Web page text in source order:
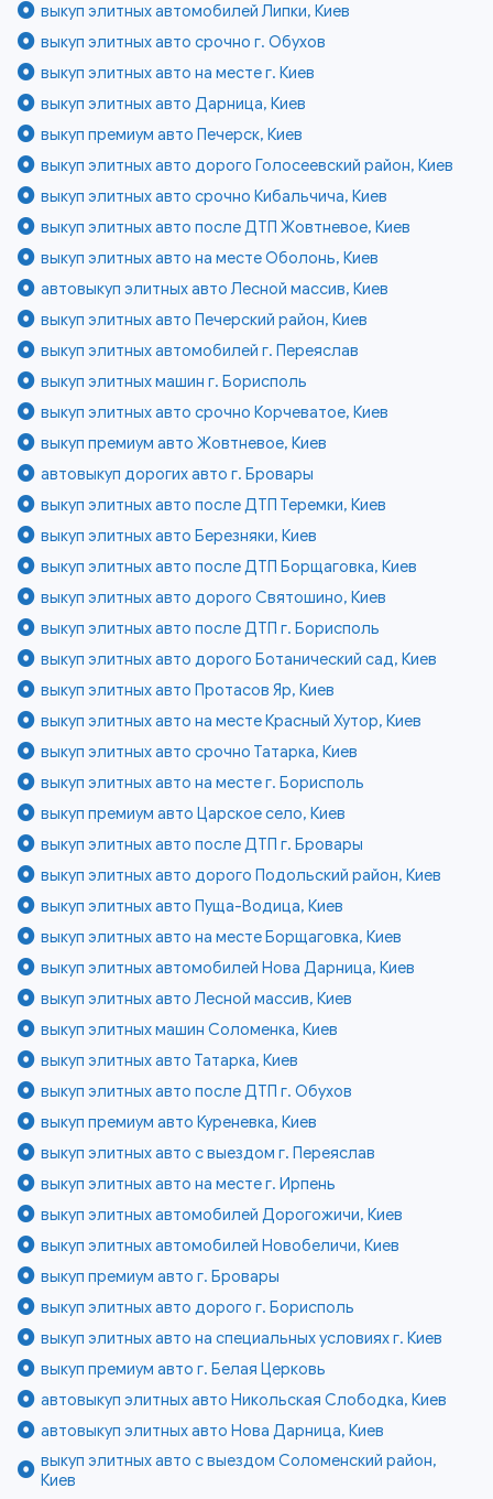
выкуп элитных автомобилей Липки, Киев
выкуп элитных авто срочно г. Обухов
выкуп элитных авто на месте г. Киев
выкуп элитных авто Дарница, Киев
выкуп премиум авто Печерск, Киев
выкуп элитных авто дорого Голосеевский район, Киев
выкуп элитных авто срочно Кибальчича, Киев
выкуп элитных авто после ДТП Жовтневое, Киев
выкуп элитных авто на месте Оболонь, Киев
автовыкуп элитных авто Лесной массив, Киев
выкуп элитных авто Печерский район, Киев
выкуп элитных автомобилей г. Переяслав
выкуп элитных машин г. Борисполь
выкуп элитных авто срочно Корчеватое, Киев
выкуп премиум авто Жовтневое, Киев
автовыкуп дорогих авто г. Бровары
выкуп элитных авто после ДТП Теремки, Киев
выкуп элитных авто Березняки, Киев
выкуп элитных авто после ДТП Борщаговка, Киев
выкуп элитных авто дорого Святошино, Киев
выкуп элитных авто после ДТП г. Борисполь
выкуп элитных авто дорого Ботанический сад, Киев
выкуп элитных авто Протасов Яр, Киев
выкуп элитных авто на месте Красный Хутор, Киев
выкуп элитных авто срочно Татарка, Киев
выкуп элитных авто на месте г. Борисполь
выкуп премиум авто Царское село, Киев
выкуп элитных авто после ДТП г. Бровары
выкуп элитных авто дорого Подольский район, Киев
выкуп элитных авто Пуща-Водица, Киев
выкуп элитных авто на месте Борщаговка, Киев
выкуп элитных автомобилей Нова Дарница, Киев
выкуп элитных авто Лесной массив, Киев
выкуп элитных машин Соломенка, Киев
выкуп элитных авто Татарка, Киев
выкуп элитных авто после ДТП г. Обухов
выкуп премиум авто Куреневка, Киев
выкуп элитных авто с выездом г. Переяслав
выкуп элитных авто на месте г. Ирпень
выкуп элитных автомобилей Дорогожичи, Киев
выкуп элитных автомобилей Новобеличи, Киев
выкуп премиум авто г. Бровары
выкуп элитных авто дорого г. Борисполь
выкуп элитных авто на специальных условиях г. Киев
выкуп премиум авто г. Белая Церковь
автовыкуп элитных авто Никольская Слободка, Киев
автовыкуп элитных авто Нова Дарница, Киев
выкуп элитных авто с выездом Соломенский район,
Киев